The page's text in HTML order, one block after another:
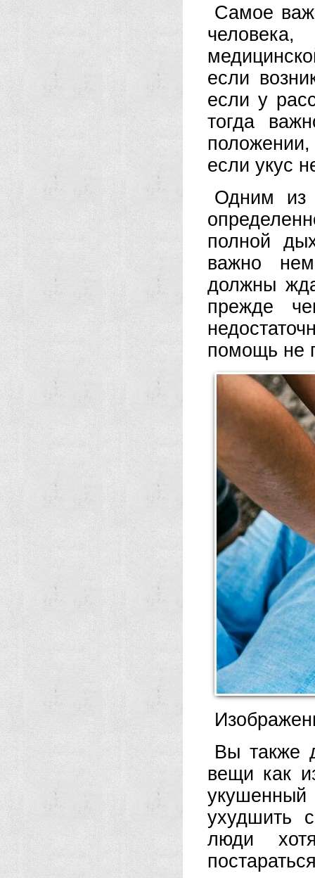
Самое
если
если у
тогда
если укус
Одним из
полной
важно
должны
прежде
помощь не
Вы также
вещи как
ухудшить
люди